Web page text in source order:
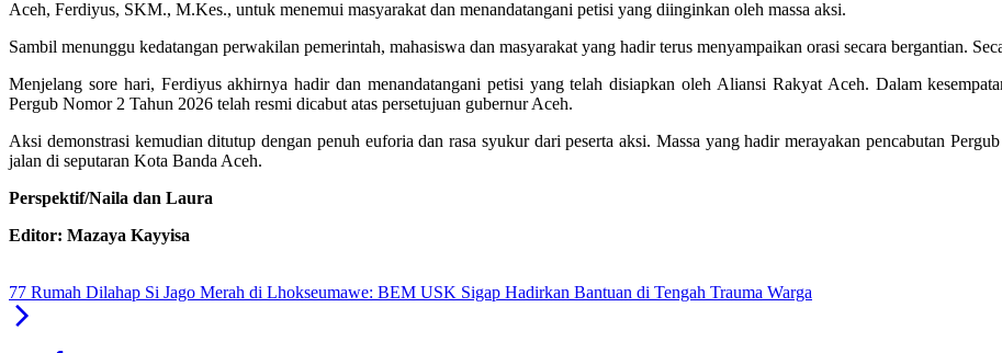
Aceh, Ferdiyus, SKM., M.Kes., untuk menemui masyarakat dan menandatangani petisi yang diinginkan oleh massa aksi.
Sambil menunggu kedatangan perwakilan pemerintah, mahasiswa dan masyarakat yang hadir terus menyampaikan orasi secara bergantian.
Menjelang sore hari, Ferdiyus akhirnya hadir dan menandatangani petisi yang telah disiapkan oleh Aliansi Rakyat Aceh. Dalam
Pergub Nomor 2 Tahun 2026 telah resmi dicabut atas persetujuan gubernur Aceh.
Aksi demonstrasi kemudian ditutup dengan penuh euforia dan rasa syukur dari peserta aksi. Massa yang hadir merayakan pencabutan
jalan di seputaran Kota Banda Aceh.
Perspektif/Naila dan Laura
Editor: Mazaya Kayyisa
77 Rumah Dilahap Si Jago Merah di Lhokseumawe: BEM USK Sigap Hadirkan Bantuan di Tengah Trauma Warga